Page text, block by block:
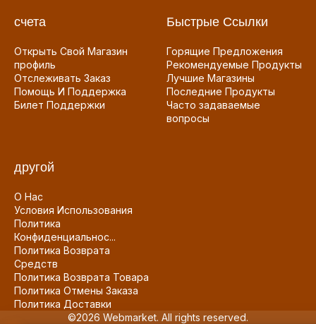
счета
Открыть Свой Магазин
профиль
Отслеживать Заказ
Помощь И Поддержка
Билет Поддержки
Быстрые Ссылки
Горящие Предложения
Рекомендуемые Продукты
Лучшие Магазины
Последние Продукты
Часто задаваемые
вопросы
другой
О Нас
Условия Использования
Политика
Конфиденциальнос...
Политика Возврата
Средств
Политика Возврата Товара
Политика Отмены Заказа
Политика Доставки
©2026 Webmarket. All rights reserved.